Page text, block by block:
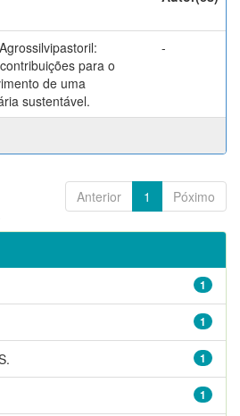
para o
de uma
sustentável.
-
Anterior 1 Póximo
1
1
1
1